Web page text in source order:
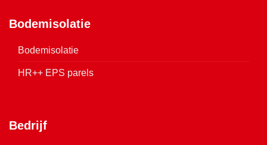
Bodemisolatie
Bodemisolatie
HR++ EPS parels
Bedrijf